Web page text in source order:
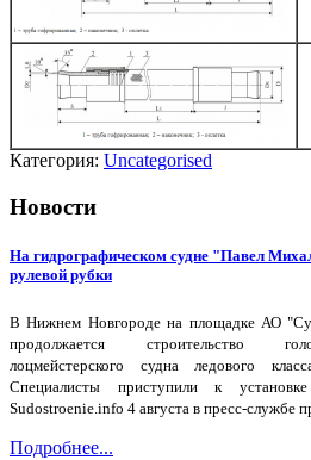
Категория: Uncategorised
Новости
На гидрографическом судне "Павел
рулевой рубки
В Нижнем Новгороде на площадке АО
продолжается строительство
лоцмейстерского судна ледового
Специалисты приступили к
Sudostroenie.info 4 августа в пресс-службе
Подробнее...